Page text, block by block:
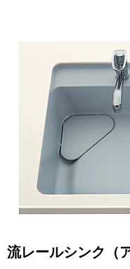
流レールシンク（